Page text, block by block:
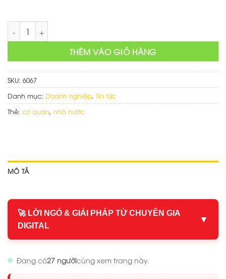
Mẫu web cơ quan đoàn thể số lượng
THÊM VÀO GIỎ HÀNG
SKU: 6067
Danh mục: Doanh nghiệp, Tin tức
Thẻ: cơ quan, nhà nước
MÔ TẢ
🚀 LỜI NGỎ & GIẢI PHÁP TỪ CHUYÊN GIA
DIGITAL
▼
Đang có27 ngườicùng xem trang này.